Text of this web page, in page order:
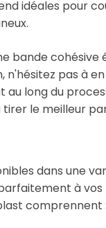
idéales pour
bande cohésive
pas à
long du
le meilleur
dans une
à vos
comprennent :